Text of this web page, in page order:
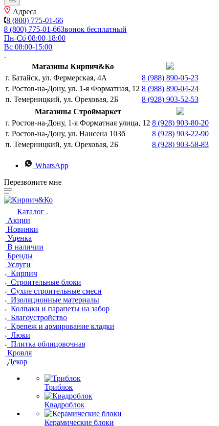
Адреса
8 (800) 775-01-66
8 (800) 775-01-66Звонок бесплатный
Пн-Сб 08:00-18:00
Вс 08:00-15:00
Магазины Кирпич&Ко
г. Батайск, ул. Фермерская, 4А
8 (988) 890-05-23
г. Ростов-на-Дону, ул. 1-я Форматная, 12 8 (988) 890-04-24
п. Темерницкий, ул. Ореховая, 2Б
8 (928) 903-52-53
Магазины Строймаркет
г. Ростов-на-Дону, 1-я Форматная улица, 12 8 (928) 903-80-20
г. Ростов-на-Дону, ул. Нансена 103б
8 (928) 903-22-90
п. Темерницкий, ул. Ореховая, 2Б
8 (928) 903-58-83
WhatsApp
Перезвоните мне
Каталог
Акции
Новинки
Уценка
В наличии
Бренды
Услуги
Кирпич
Строительные блоки
Сухие строительные смеси
Изоляционные материалы
Колпаки и парапеты на забор
Благоустройство
Крепеж и армирование кладки
Люки
Плитка облицовочная
Кровля
Декор
Триблок
Квадроблок
Керамические блоки